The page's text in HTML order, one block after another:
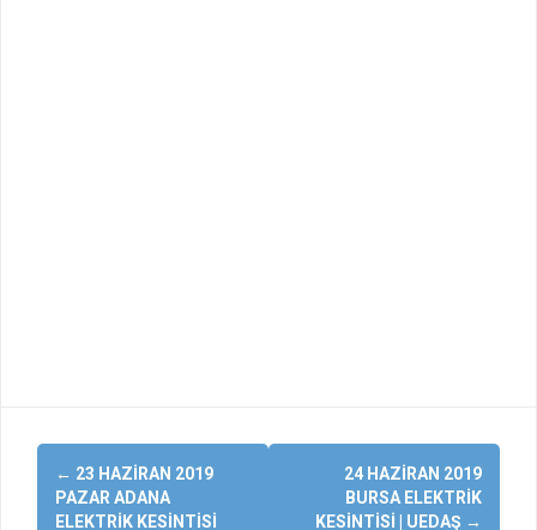
Yazı
dolaşımı
← 23 HAZIRAN 2019
PAZAR ADANA
ELEKTRIK KESINTISI
24 HAZIRAN 2019
BURSA ELEKTRIK
KESINTISI | UEDAŞ →